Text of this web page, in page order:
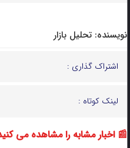
نویسنده: تحلیل بازار
اشتراک گذاری :
لینک کوتاه :
📰 اخبار مشابه را مشاهده می کنید